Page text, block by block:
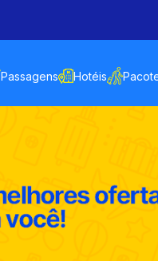
Passagens Hotéis